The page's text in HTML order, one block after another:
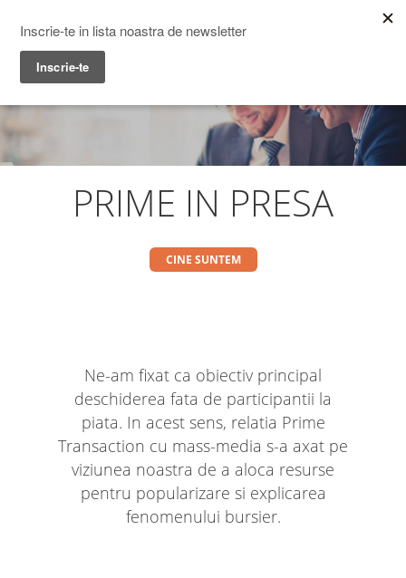
Menu
Prime Transaction
PRIME IN PRESA
CINE SUNTEM
Ne-am fixat ca obiectiv principal
deschiderea fata de participantii la
piata. In acest sens, relatia Prime
Transaction cu mass-media s-a axat pe
viziunea noastra de a aloca resurse
pentru popularizare si explicarea
fenomenului bursier.